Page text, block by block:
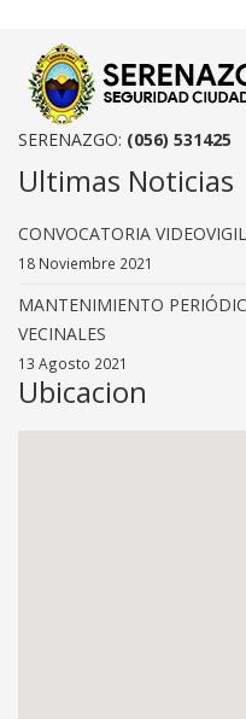
SERENAZGO: (056) 531425
Ultimas Noticias
CONVOCATORIA
18 Noviembre 2021
MANTENIMIENTO
VECINALES
13 Agosto 2021
Ubicacion